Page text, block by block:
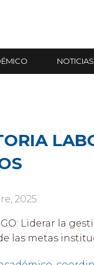
NOTICIAS
2025
Liderar la
metas